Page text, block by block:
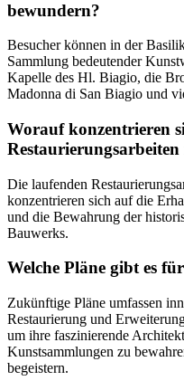
bewundern?
Besucher können in der
Sammlung bedeutender
Kapelle des Hl. Biagio, die
Madonna di San Biagio und
Worauf konzentrieren
Die laufenden
konzentrieren sich auf die
und die Bewahrung der
Bauwerks.
Welche Pläne gibt es
Zukünftige Pläne umfassen
Restaurierung und
um ihre faszinierende
Kunstsammlungen zu
begeistern.